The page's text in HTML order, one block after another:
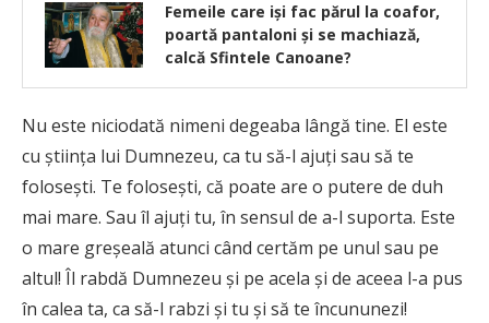
Femeile care iși fac părul la coafor,
poartă pantaloni și se machiază,
calcă Sfintele Canoane?
Nu este niciodată nimeni degeaba lângă tine. El este
cu ştiinţa lui Dumnezeu, ca tu să-l ajuţi sau să te
foloseşti. Te foloseşti, că poate are o putere de duh
mai mare. Sau îl ajuţi tu, în sensul de a-l suporta. Este
o mare greşeală atunci când certăm pe unul sau pe
altul! Îl rabdă Dumnezeu şi pe acela şi de aceea l-a pus
în calea ta, ca să-l rabzi şi tu şi să te încununezi!